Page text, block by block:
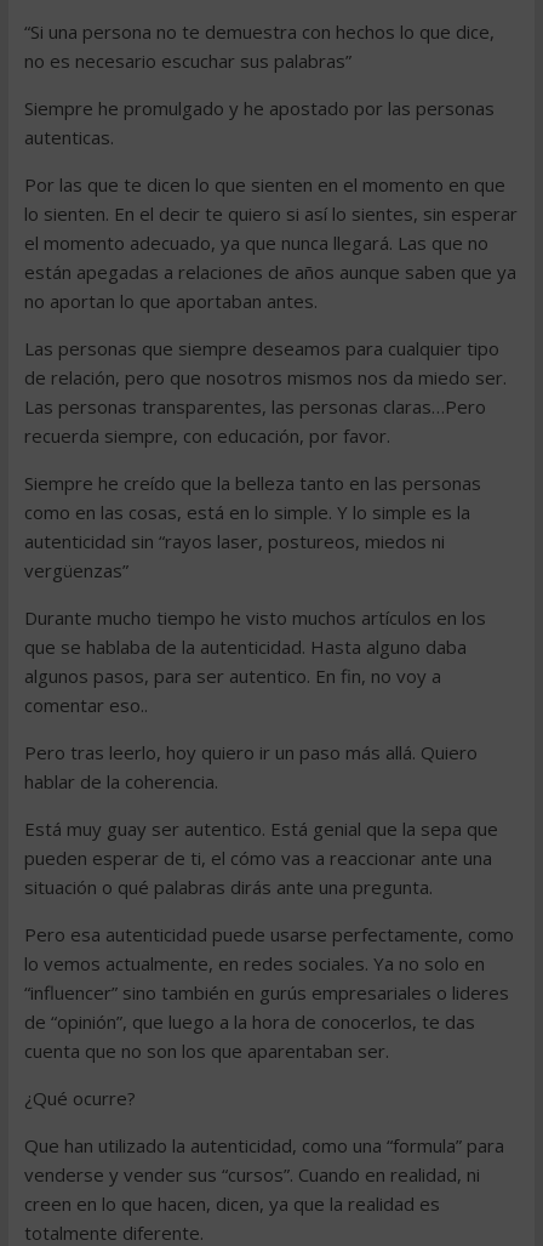
“Si una persona no te demuestra con hechos lo que dice,
no es necesario escuchar sus palabras”
Siempre he promulgado y he apostado por las personas
autenticas.
Por las que te dicen lo que sienten en el momento en que
lo sienten. En el decir te quiero si así lo sientes, sin esperar
el momento adecuado, ya que nunca llegará. Las que no
están apegadas a relaciones de años aunque saben que ya
no aportan lo que aportaban antes.
Las personas que siempre deseamos para cualquier tipo
de relación, pero que nosotros mismos nos da miedo ser.
Las personas transparentes, las personas claras…Pero
recuerda siempre, con educación, por favor.
Siempre he creído que la belleza tanto en las personas
como en las cosas, está en lo simple. Y lo simple es la
autenticidad sin “rayos laser, postureos, miedos ni
vergüenzas”
Durante mucho tiempo he visto muchos artículos en los
que se hablaba de la autenticidad. Hasta alguno daba
algunos pasos, para ser autentico. En fin, no voy a
comentar eso..
Pero tras leerlo, hoy quiero ir un paso más allá. Quiero
hablar de la coherencia.
Está muy guay ser autentico. Está genial que la sepa que
pueden esperar de ti, el cómo vas a reaccionar ante una
situación o qué palabras dirás ante una pregunta.
Pero esa autenticidad puede usarse perfectamente, como
lo vemos actualmente, en redes sociales. Ya no solo en
“influencer” sino también en gurús empresariales o lideres
de “opinión”, que luego a la hora de conocerlos, te das
cuenta que no son los que aparentaban ser.
¿Qué ocurre?
Que han utilizado la autenticidad, como una “formula” para
venderse y vender sus “cursos”. Cuando en realidad, ni
creen en lo que hacen, dicen, ya que la realidad es
totalmente diferente.